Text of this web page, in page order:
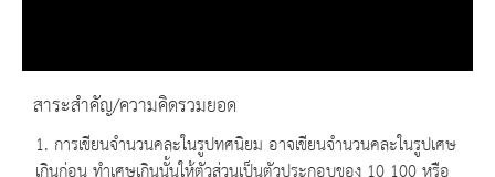
สาระสำคัญ/ความคิดรวมยอด
1. การเขียนจำนวนคละในรูปทศนิยม อาจเขียนจำนวนคละในรูปเศษ